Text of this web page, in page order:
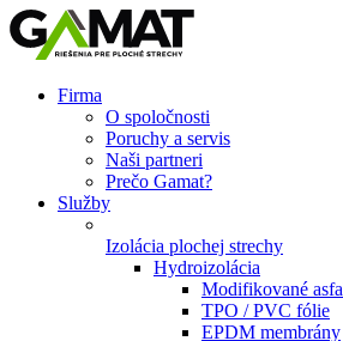
Firma
O spoločnosti
Poruchy a servis
Naši partneri
Prečo Gamat?
Služby
Izolácia plochej strechy
Hydroizolácia
Modifikované
TPO / PVC fólie
EPDM membrány